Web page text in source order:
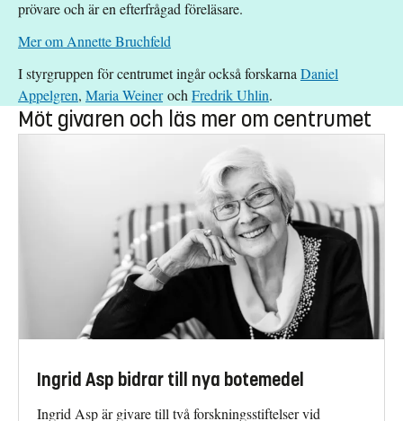
prövare och är en efterfrågad föreläsare.
Mer om Annette Bruchfeld
I styrgruppen för centrumet ingår också forskarna Daniel
Appelgren, Maria Weineroch Fredrik Uhlin.
Möt givaren och läs mer om centrumet
Ingrid Asp bidrar till nya botemedel
Ingrid Asp är givare till två forskningsstiftelser vid